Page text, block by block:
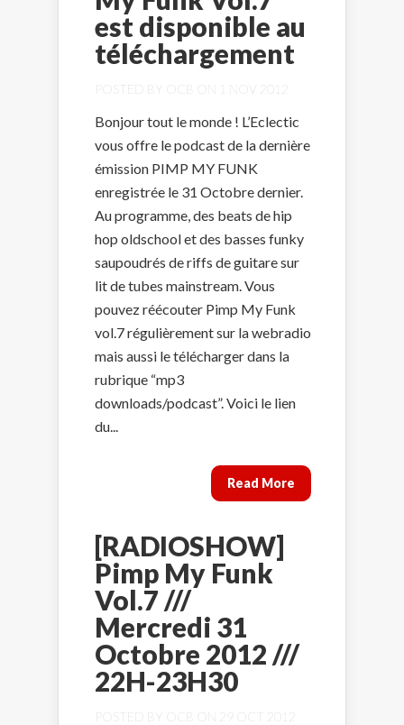
est disponible au
téléchargement
POSTED BY OCB ON 1 NOV 2012
Bonjour tout le monde ! L’Eclectic
vous offre le podcast de la dernière
émission PIMP MY FUNK
enregistrée le 31 Octobre dernier.
Au programme, des beats de hip
hop oldschool et des basses funky
saupoudrés de riffs de guitare sur
lit de tubes mainstream. Vous
pouvez réécouter Pimp My Funk
vol.7 régulièrement sur la webradio
mais aussi le télécharger dans la
rubrique “mp3
downloads/podcast”. Voici le lien
du...
Read More
[RADIOSHOW]
Pimp My Funk
Vol.7 ///
Mercredi 31
Octobre 2012 ///
22H-23H30
POSTED BY OCB ON 29 OCT 2012